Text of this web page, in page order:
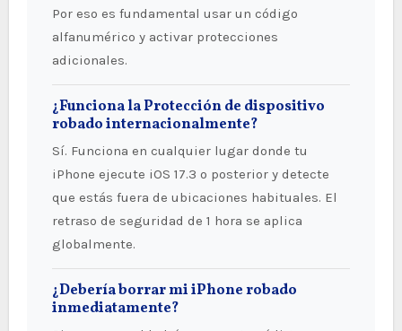
Por eso es fundamental usar un código
alfanumérico y activar protecciones
adicionales.
¿Funciona la Protección de dispositivo
robado internacionalmente?
Sí. Funciona en cualquier lugar donde tu
iPhone ejecute iOS 17.3 o posterior y detecte
que estás fuera de ubicaciones habituales. El
retraso de seguridad de 1 hora se aplica
globalmente.
¿Debería borrar mi iPhone robado
inmediatamente?